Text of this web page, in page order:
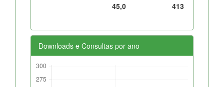
45,0
413
Downloads e Consultas por ano